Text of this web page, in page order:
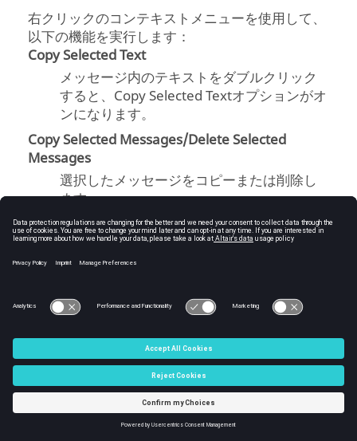
右クリックのコンテキストメニューを使用して、
以下の機能を実行します：
Copy Selected Text
メッセージ内のテキストをダブルクリック
すると、Copy Selected Textオプションがオ
ンになります。
Copy Selected Messages/Delete Selected
Messages
選択したメッセージをコピーまたは削除し
ます。
Select All Messages/Delete All Messages
すべてのメッセージを選択または削除しま
す。
Message Centerの空白部分をクリックする
複数のメッセージを選択するには、Ctrlを押
しながらメッセージを選択します。